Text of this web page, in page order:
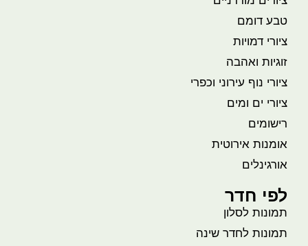
טבע דומם
ציורי דמויות
זוגיות ואהבה
ציורי נוף עירוני וכפרי
ציורי ים ומים
רישומים
אומנות אירוטית
אורגינלים
לפי חדר
תמונות לסלון
תמונות לחדר שינה